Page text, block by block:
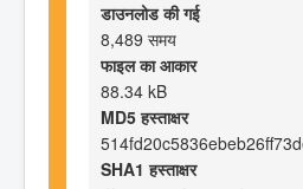
डाउनलोड की गई
8,489 समय
फाइल का आकार
88.34 kB
MD5 हस्ताक्षर
SHA1 हस्ताक्षर